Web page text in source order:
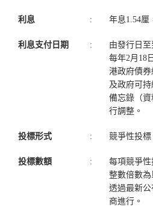
利息 : 年息1.54厘
利息支付日期 :
由發行日
每年2月18
港政府債券
及政府可
備忘錄（
行調整。
投標形式 : 競爭性投標
投標數額 :
每項競爭
整數倍數為
透過最新
商進行。